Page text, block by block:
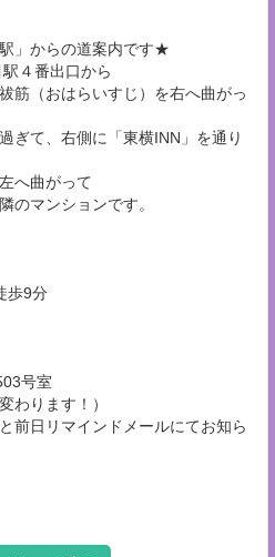
」からの道案内です★
４番出口から
筋（おはらいすじ）を右へ曲がっ
ぎて、右側に「東横INN」を通り
へ曲がって
のマンションです。
歩9分
号室
わります！）
前日リマインドメールにてお知ら